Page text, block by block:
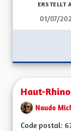
ERSTELLT
01/07/
Haut-
Naudo
Code postal: